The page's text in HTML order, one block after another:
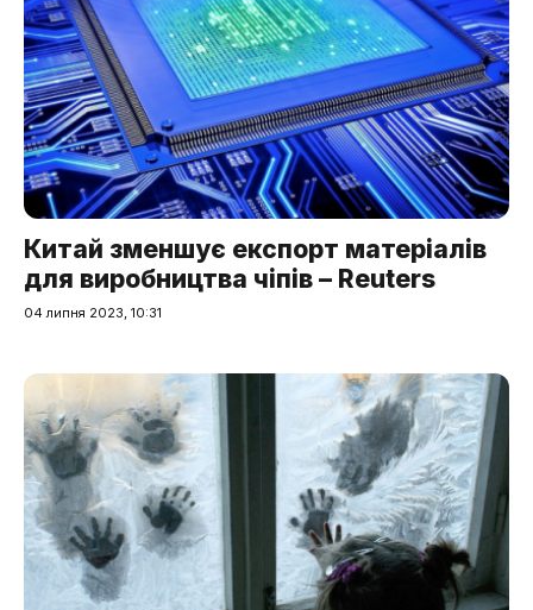
Китай зменшує експорт матеріалів
для виробництва чіпів – Reuters
04 липня 2023, 10:31